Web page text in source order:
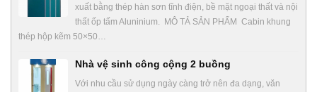
xuất bằng thép hàn sơn tĩnh điện, bề mặt ngoại thất và nội
thất ốp tấm Aluninium. MÔ TẢ SẢN PHẨM Cabin khung
thép hộp kẽm 50×50…
Nhà vệ sinh công cộng 2 buồng
Với nhu cầu sử dụng ngày càng trở nên đa dạng, văn